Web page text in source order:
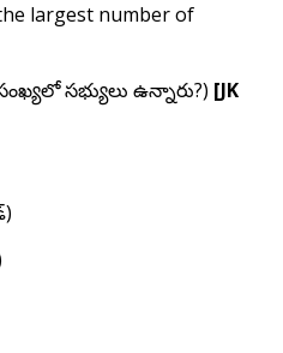
largest number of
సభ్యులు ఉన్నారు?) [JK